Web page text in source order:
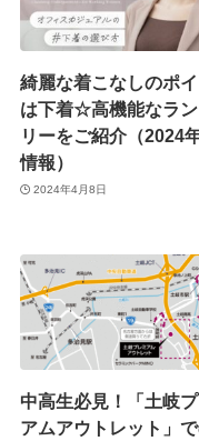
綺麗な着こなしのポイ
は下着☆高機能なラ
リーをご紹介（2024
情報）
2024年4月8日
中高生必見！「土岐プ
アムアウトレット」